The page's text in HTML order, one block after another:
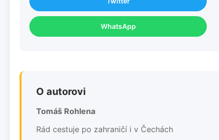
WhatsApp
O autorovi
Tomáš Rohlena
Rád cestuje po zahraničí i v Čechách